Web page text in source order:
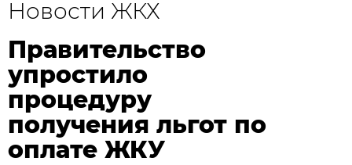
Новости ЖКХ
Правительство
упростило
процедуру
получения льгот по
оплате ЖКУ